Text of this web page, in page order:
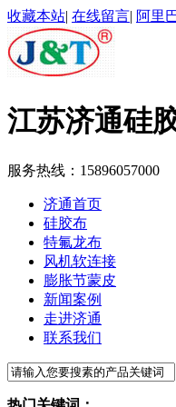
收藏本站| 在线留言| 阿里
江苏济通硅
服务热线： 15896057000
济通首页
硅胶布
特氟龙布
风机软连接
膨胀节蒙皮
新闻案例
走进济通
联系我们